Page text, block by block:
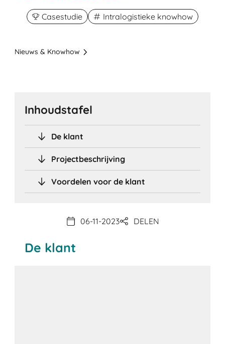
Casestudie Intralogistieke knowhow
Nieuws & Knowhow
Inhoudstafel
De klant
Projectbeschrijving
Voordelen voor de klant
06-11-2023 DELEN
De klant